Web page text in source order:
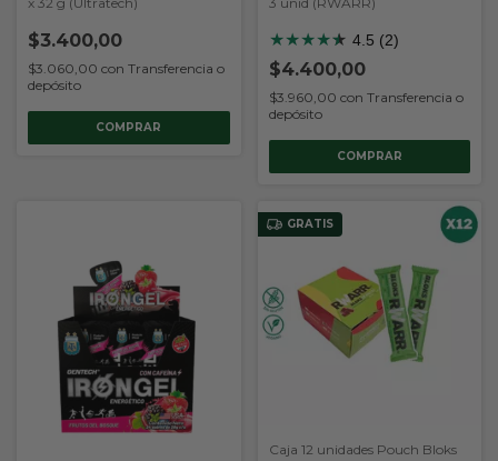
$3.400,00
$3.060,00 con Transferencia o
depósito
COMPRAR
★★★★★
★ 4.5 (2)
$4.400,00
$3.960,00 con Transferencia o
depósito
COMPRAR
GRATIS
Caja 12 unidades Pouch Bloks